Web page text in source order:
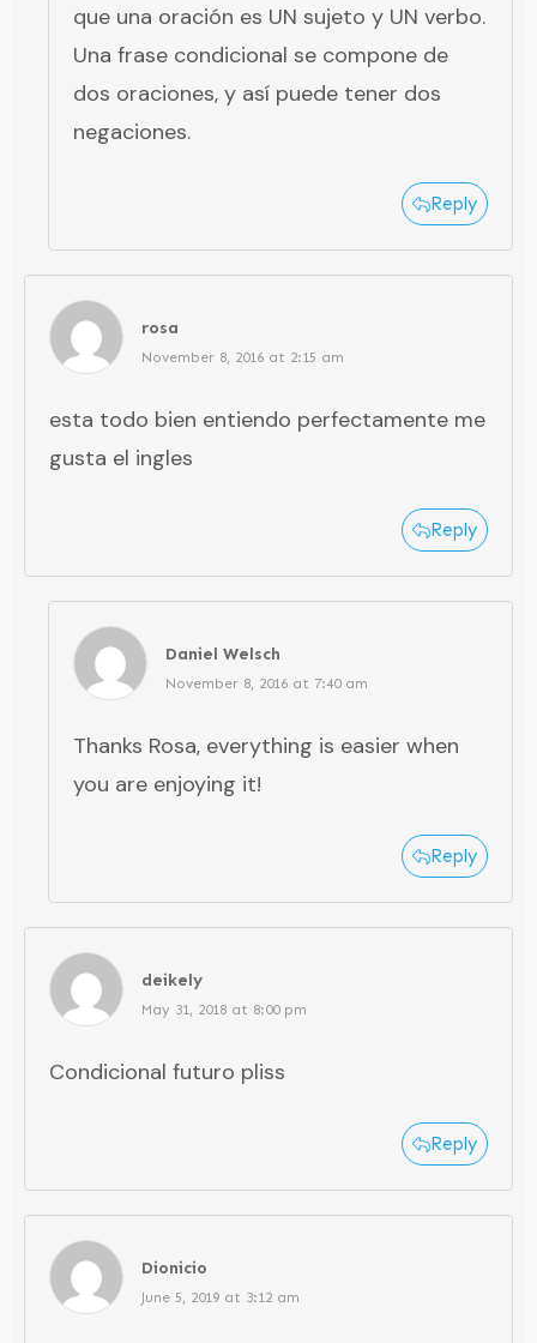
que una oración es UN sujeto y UN verbo.
Una frase condicional se compone de
dos oraciones, y así puede tener dos
negaciones.
Reply
rosa
November 8, 2016 at 2:15 am
esta todo bien entiendo perfectamente me
gusta el ingles
Reply
Daniel Welsch
November 8, 2016 at 7:40 am
Thanks Rosa, everything is easier when
you are enjoying it!
Reply
deikely
May 31, 2018 at 8:00 pm
Condicional futuro pliss
Reply
Dionicio
June 5, 2019 at 3:12 am